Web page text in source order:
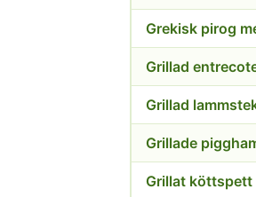
Grekisk pirog
Grillad
Grillad
Grillade
Grillat köttspett